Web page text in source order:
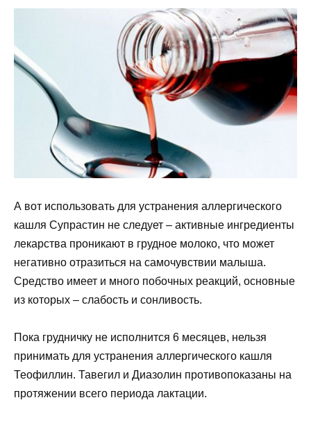
А вот использовать для устранения аллергического
кашля Супрастин не следует – активные ингредиенты
лекарства проникают в грудное молоко, что может
негативно отразиться на самочувствии малыша.
Средство имеет и много побочных реакций, основные
из которых – слабость и сонливость.
Пока грудничку не исполнится 6 месяцев, нельзя
принимать для устранения аллергического кашля
Теофиллин. Тавегил и Диазолин противопоказаны на
протяжении всего периода лактации.